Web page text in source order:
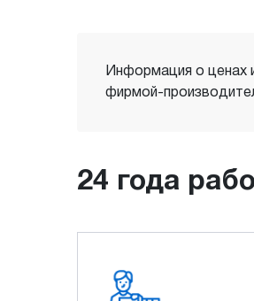
Информация о ценах
фирмой-
24 года